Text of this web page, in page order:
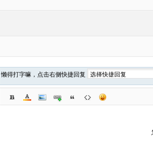
懒得打字嘛，点击右侧快捷回复